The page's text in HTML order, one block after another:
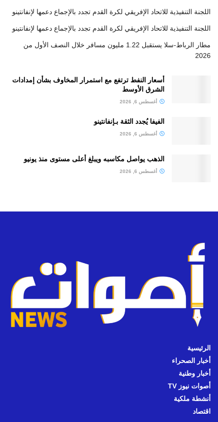
اللجنة التنفيذية للاتحاد الإفريقي لكرة القدم تجدد بالإجماع دعمها لإنفانتينو
اللجنة التنفيذية للاتحاد الإفريقي لكرة القدم تجدد بالإجماع دعمها لإنفانتينو
مطار الرباط-سلا يستقبل 1.22 مليون مسافر خلال النصف الأول من
2026
أسعار النفط ترتفع مع استمرار المخاوف بشأن إمدادات
الشرق الأوسط
أغسطس 6, 2026
الفيفا يُجدد الثقة بـإنفانتينو
أغسطس 6, 2026
الذهب يواصل مكاسبه ويبلغ أعلى مستوى منذ يونيو
أغسطس 6, 2026
الرئيسية
أخبار الصحراء
أخبار وطنية
أصوات نيوز TV
أنشطة ملكية
اقتصاد